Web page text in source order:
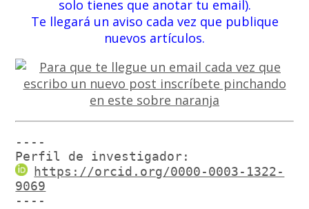
solo tienes que anotar tu email).
Te llegará un aviso cada vez que publique
nuevos artículos.
----
Perfil de investigador:
https://orcid.org/0000-0003-1322-
9069
----